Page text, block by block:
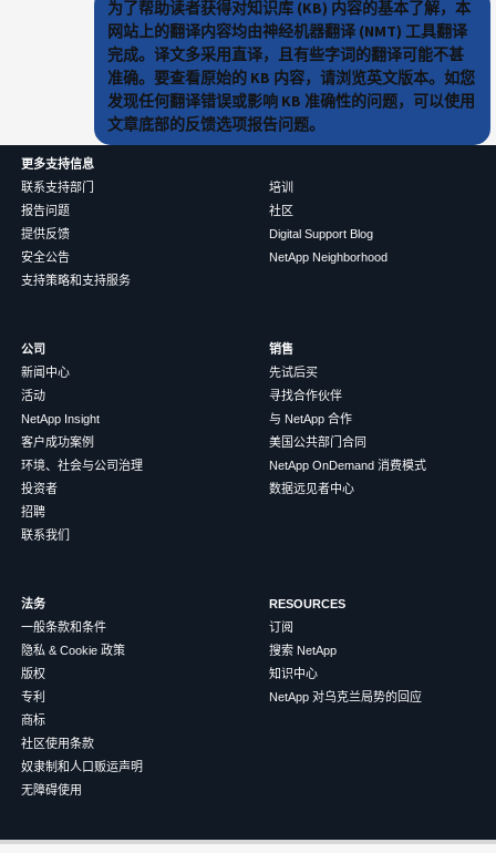
为了帮助读者获得对知识库 (KB) 内容的基本了解，本
网站上的翻译内容均由神经机器翻译 (NMT) 工具翻译
完成。译文多采用直译，且有些字词的翻译可能不甚
准确。要查看原始的 KB 内容，请浏览英文版本。如您
发现任何翻译错误或影响 KB 准确性的问题，可以使用
文章底部的反馈选项报告问题。
更多支持信息
联系支持部门
报告问题
提供反馈
安全公告
支持策略和支持服务
培训
社区
Digital Support Blog
NetApp Neighborhood
公司
新闻中心
活动
NetApp Insight
客户成功案例
环境、社会与公司治理
投资者
招聘
联系我们
销售
先试后买
寻找合作伙伴
与 NetApp 合作
美国公共部门合同
NetApp OnDemand 消费模式
数据远见者中心
法务
一般条款和条件
隐私 & Cookie 政策
版权
专利
商标
社区使用条款
奴隶制和人口贩运声明
无障碍使用
RESOURCES
订阅
搜索 NetApp
知识中心
NetApp 对乌克兰局势的回应